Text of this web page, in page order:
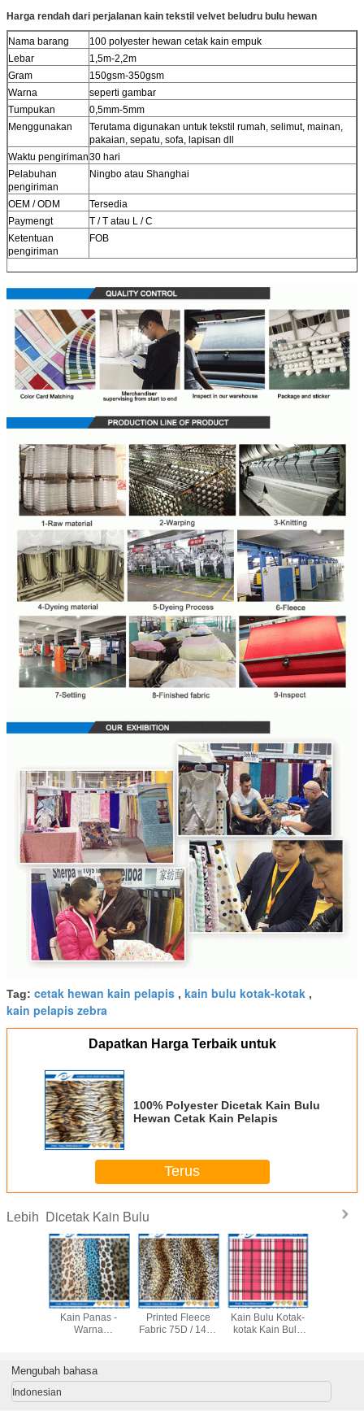
Harga rendah dari perjalanan kain tekstil velvet beludru bulu hewan
Nama barang
100 polyester hewan cetak kain empuk
Lebar
1,5m-2,2m
Gram
150gsm-350gsm
Warna
seperti gambar
Tumpukan
0,5mm-5mm
Menggunakan
Terutama digunakan untuk tekstil rumah, selimut, mainan,
pakaian, sepatu, sofa, lapisan dll
Waktu pengiriman30 hari
Pelabuhan
pengiriman
Ningbo atau Shanghai
OEM / ODM
Tersedia
Paymengt
T / T atau L / C
Ketentuan
pengiriman
FOB
Tag: cetak hewan kain pelapis , kain bulu kotak-kotak ,
kain pelapis zebra
Dapatkan Harga Terbaik untuk
100% Polyester Dicetak Kain Bulu
Hewan Cetak Kain Pelapis
Terus
Lebih Dicetak Kain Bulu
Plush Zebra Jok
Kain Panas -
Warna
Flame Retardant
Printed Fleece
Fabric 75D / 144F
Mode Dicetak
Kain Bulu Kotak-
kotak Kain Bulu
Mengubah bahasa
Indonesian